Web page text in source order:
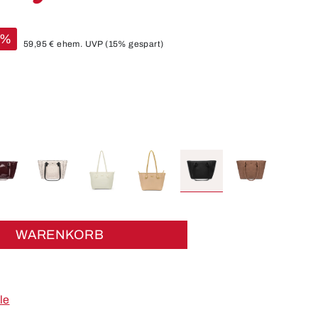
59,95 € ehem. UVP(15% gespart)
WARENKORB